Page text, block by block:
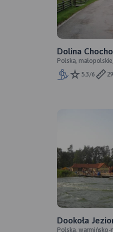
Dolina
Polska,
5.3/6
Dookoła
Polska, warmińsko-